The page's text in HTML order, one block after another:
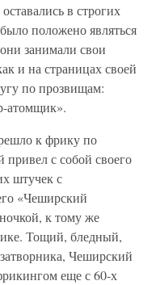
в строгих
положено являться
занимали свои
и на страницах своей
по прозвищам:
атомщик».
к фрику по
с собой своего
штучек с
«Чеширский
к тому же
Тощий, бледный,
Чеширский
еще с 60-х